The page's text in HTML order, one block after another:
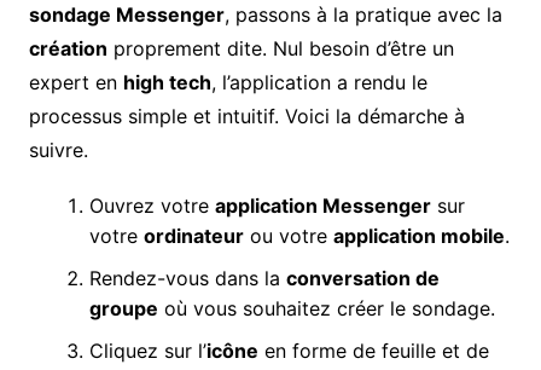
sondage Messenger, passons à la pratique avec la
création proprement dite. Nul besoin d’être un
expert en high tech, l’application a rendu le
processus simple et intuitif. Voici la démarche à
suivre.
Ouvrez votre application Messengersur
votre ordinateurou votre application mobile.
Rendez-vous dans la conversation de
groupe où vous souhaitez créer le sondage.
Cliquez sur l’icône en forme de feuille et de